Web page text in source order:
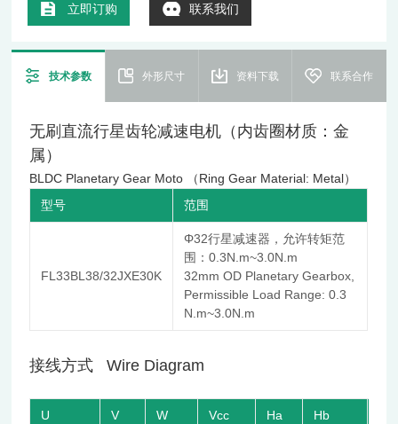
立即订购 联系我们
技术参数 外形尺寸 资料下载 联系合作
无刷直流行星齿轮减速电机（内齿圈材质：金
属）
BLDC Planetary Gear Moto （Ring Gear Material: Metal）
型号
范围
FL33BL38/32JXE30K
Φ32行星减速器，允许转矩范
围：0.3N.m~3.0N.m
32mm OD Planetary Gearbox,
Permissible Load Range: 0.3
N.m~3.0N.m
接线方式 Wire Diagram
U V W Vcc Ha Hb